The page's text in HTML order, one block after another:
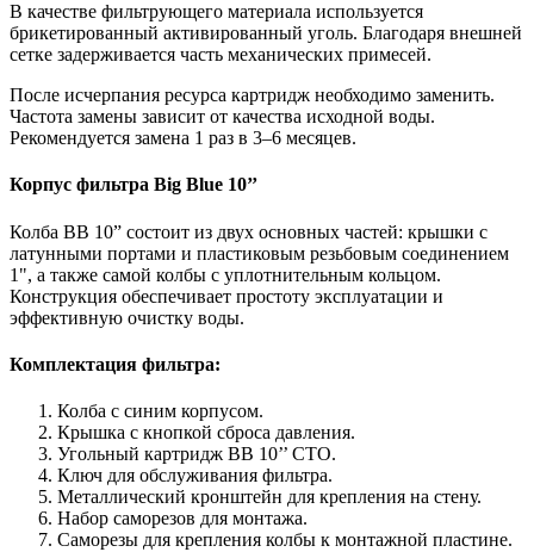
В качестве фильтрующего материала используется
брикетированный активированный уголь. Благодаря внешней
сетке задерживается часть механических примесей.
После исчерпания ресурса картридж необходимо заменить.
Частота замены зависит от качества исходной воды.
Рекомендуется замена 1 раз в 3–6 месяцев.
Корпус фильтра Big Blue 10’’
Колба BB 10” состоит из двух основных частей: крышки с
латунными портами и пластиковым резьбовым соединением
1", а также самой колбы с уплотнительным кольцом.
Конструкция обеспечивает простоту эксплуатации и
эффективную очистку воды.
Комплектация фильтра:
Колба с синим корпусом.
Крышка с кнопкой сброса давления.
Угольный картридж BB 10’’ CTO.
Ключ для обслуживания фильтра.
Металлический кронштейн для крепления на стену.
Набор саморезов для монтажа.
Саморезы для крепления колбы к монтажной пластине.